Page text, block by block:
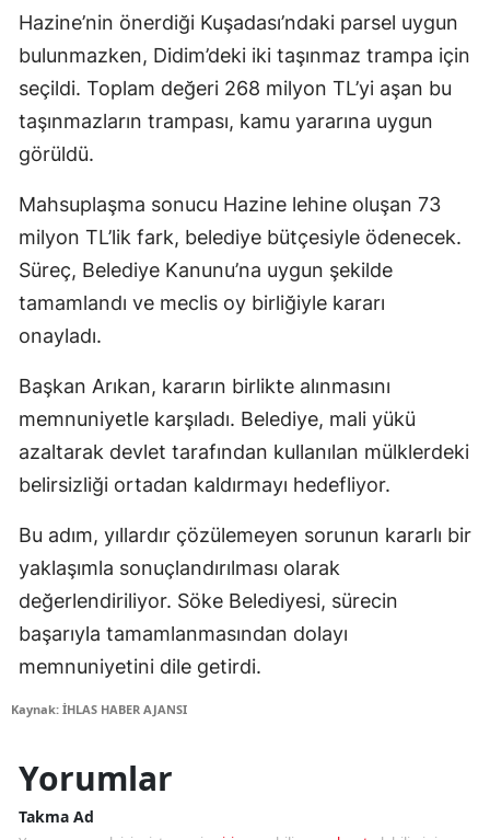
Hazine’nin önerdiği Kuşadası’ndaki parsel uygun
bulunmazken, Didim’deki iki taşınmaz trampa için
seçildi. Toplam değeri 268 milyon TL’yi aşan bu
taşınmazların trampası, kamu yararına uygun
görüldü.
Mahsuplaşma sonucu Hazine lehine oluşan 73
milyon TL’lik fark, belediye bütçesiyle ödenecek.
Süreç, Belediye Kanunu’na uygun şekilde
tamamlandı ve meclis oy birliğiyle kararı
onayladı.
Başkan Arıkan, kararın birlikte alınmasını
memnuniyetle karşıladı. Belediye, mali yükü
azaltarak devlet tarafından kullanılan mülklerdeki
belirsizliği ortadan kaldırmayı hedefliyor.
Bu adım, yıllardır çözülemeyen sorunun kararlı bir
yaklaşımla sonuçlandırılması olarak
değerlendiriliyor. Söke Belediyesi, sürecin
başarıyla tamamlanmasından dolayı
memnuniyetini dile getirdi.
Kaynak: İHLAS HABER AJANSI
Yorumlar
Takma Ad